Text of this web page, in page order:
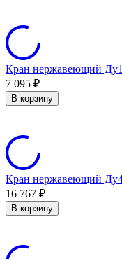
Кран нержавеющий
7 095 ₽
В корзину
Кран нержавеющий
16 767 ₽
В корзину